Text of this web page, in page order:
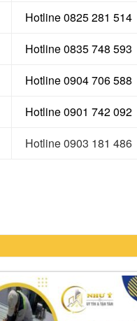
Hotline 0825 281 514
Hotline 0835 748 593
Hotline 0904 706 588
Hotline 0901 742 092
Hotline 0903 181 486